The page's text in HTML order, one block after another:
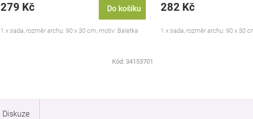
279 Kč Do košíku
1 x sada, rozměr archu: 90 x 30 cm, motiv: Baletka
Kód: 34153701
282 Kč
1 x sada, rozměr archu: 90 x 30
Diskuze